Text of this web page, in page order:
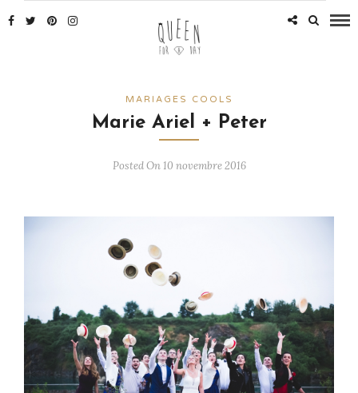
MARIAGES COOLS
Marie Ariel + Peter
Posted On 10 novembre 2016